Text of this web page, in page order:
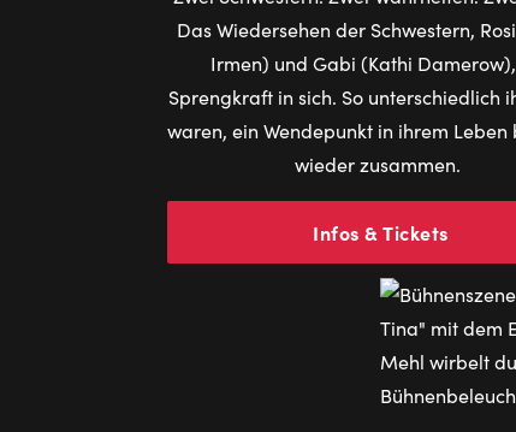
Das Wiedersehen der Schwestern,
Irmen) und Gabi (Kathi
Sprengkraft in sich. So unterschiedlich
waren, ein Wendepunkt in ihrem Leben
wieder zusammen.
Infos & Tickets